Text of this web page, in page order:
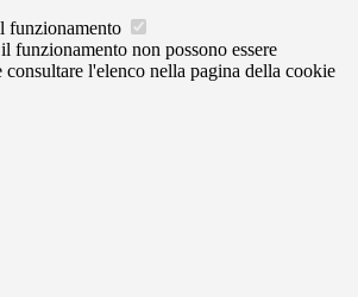
funzionamento
funzionamento non possono essere
l'elenco nella pagina della cookie